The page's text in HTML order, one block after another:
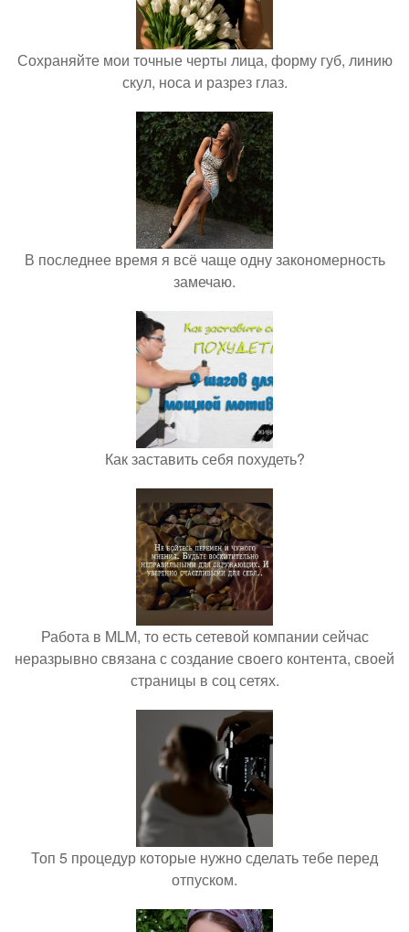
Сохраняйте мои точные черты лица, форму губ, линию
скул, носа и разрез глаз.
В последнее время я всё чаще одну закономерность
замечаю.
Как заставить себя похудеть?
Работа в MLM, то есть сетевой компании сейчас
неразрывно связана с создание своего контента, своей
страницы в соц сетях.
Топ 5 процедур которые нужно сделать тебе перед
отпуском.